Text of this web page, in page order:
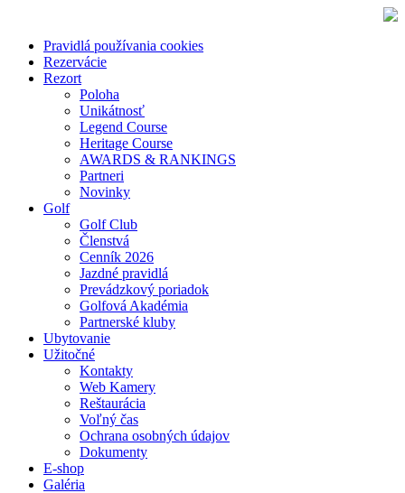
Pravidlá používania cookies
Rezervácie
Rezort
Poloha
Unikátnosť
Legend Course
Heritage Course
AWARDS & RANKINGS
Partneri
Novinky
Golf
Golf Club
Členstvá
Cenník 2026
Jazdné pravidlá
Prevádzkový poriadok
Golfová Akadémia
Partnerské kluby
Ubytovanie
Užitočné
Kontakty
Web Kamery
Reštaurácia
Voľný čas
Ochrana osobných údajov
Dokumenty
E-shop
Galéria